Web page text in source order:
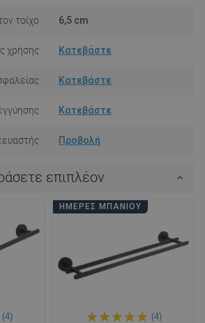
τοίχο 6,5 cm
χρήσης Κατεβάστε
Κατεβάστε
Κατεβάστε
Προβολή
επιπλέον
(4)
ΗΜΈΡΕΣ ΜΠΆΝΙΟΥ
(4)